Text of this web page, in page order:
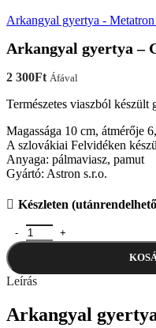
Arkangyal gyertya -
Arkangyal gyertya –
2 300Ft Áfával
Természetes viaszból készült
Magassága 10 cm, átmérője
A szlovákiai Felvidéken
Anyaga: pálmaviasz, pamut
Gyártó: Astron s.r.o.
Készleten
Arkangyal gyertya - Gábriel -
Leírás
Arkangyal